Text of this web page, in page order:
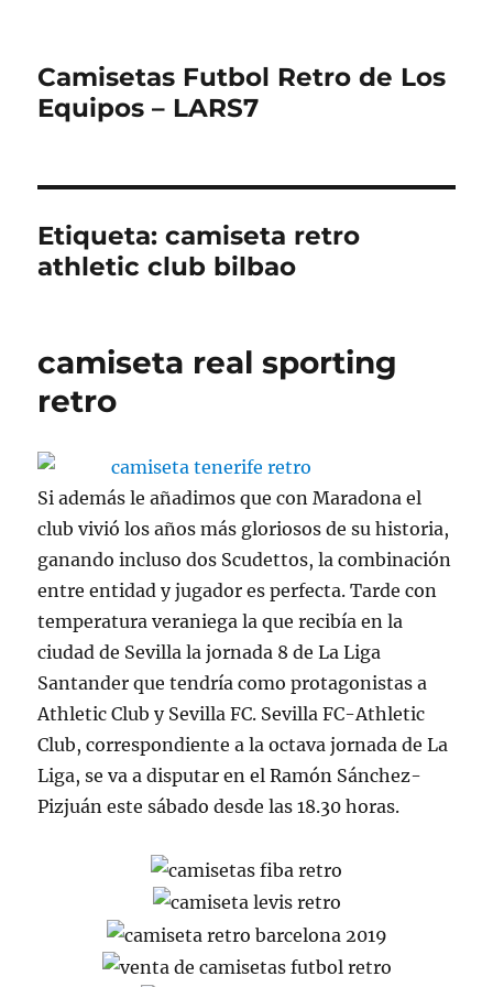
Camisetas Futbol Retro de Los
Equipos – LARS7
Etiqueta:camiseta retro
athletic club bilbao
camiseta real sporting
retro
Si además le añadimos que con Maradona el
club vivió los años más gloriosos de su historia,
ganando incluso dos Scudettos, la combinación
entre entidad y jugador es perfecta. Tarde con
temperatura veraniega la que recibía en la
ciudad de Sevilla la jornada 8 de La Liga
Santander que tendría como protagonistas a
Athletic Club y Sevilla FC. Sevilla FC-Athletic
Club, correspondiente a la octava jornada de La
Liga, se va a disputar en el Ramón Sánchez-
Pizjuán este sábado desde las 18.30 horas.